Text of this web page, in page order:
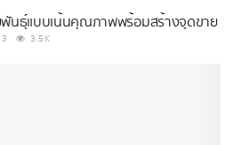
พันธ์ุแบบเน้นคุณภาพพร้อมสร้างจุดขาย
3.5K